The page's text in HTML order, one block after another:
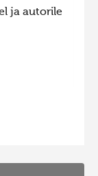
ja autorile